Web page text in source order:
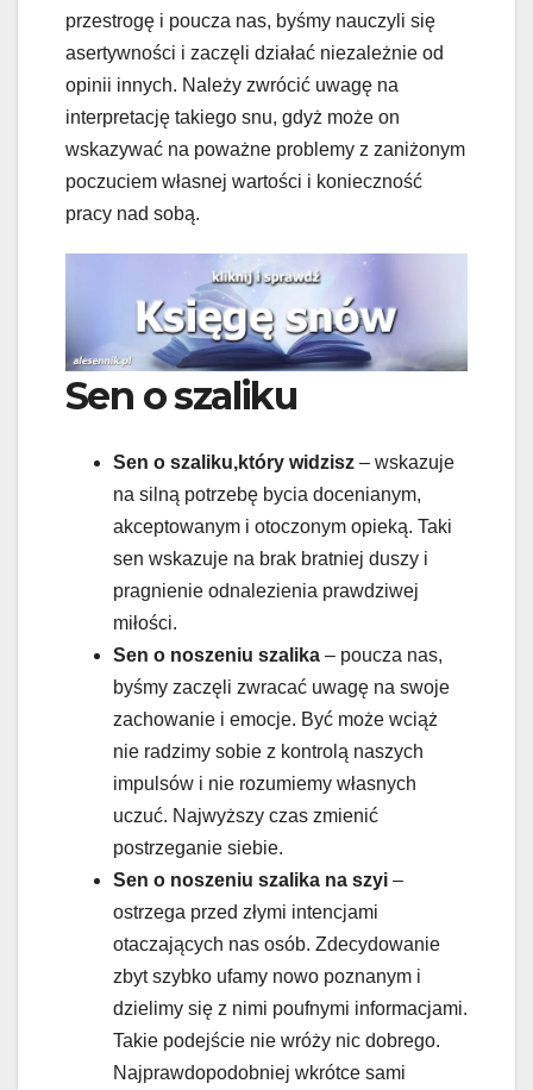
przestrogę i poucza nas, byśmy nauczyli się
asertywności i zaczęli działać niezależnie od
opinii innych. Należy zwrócić uwagę na
interpretację takiego snu, gdyż może on
wskazywać na poważne problemy z zaniżonym
poczuciem własnej wartości i konieczność
pracy nad sobą.
Sen o szaliku
Sen o szaliku,który widzisz – wskazuje
na silną potrzebę bycia docenianym,
akceptowanym i otoczonym opieką. Taki
sen wskazuje na brak bratniej duszy i
pragnienie odnalezienia prawdziwej
miłości.
Sen o noszeniu szalika – poucza nas,
byśmy zaczęli zwracać uwagę na swoje
zachowanie i emocje. Być może wciąż
nie radzimy sobie z kontrolą naszych
impulsów i nie rozumiemy własnych
uczuć. Najwyższy czas zmienić
postrzeganie siebie.
Sen o noszeniu szalika na szyi –
ostrzega przed złymi intencjami
otaczających nas osób. Zdecydowanie
zbyt szybko ufamy nowo poznanym i
dzielimy się z nimi poufnymi informacjami.
Takie podejście nie wróży nic dobrego.
Najprawdopodobniej wkrótce sami